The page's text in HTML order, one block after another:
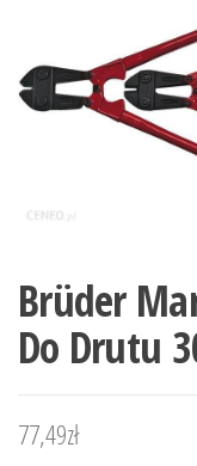
Brüder
Do Drutu
77,49zł